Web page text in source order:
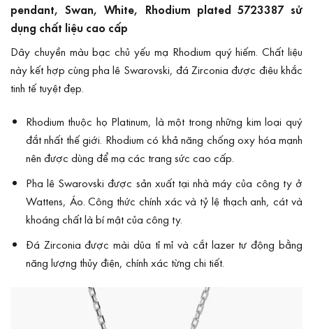
pendant, Swan, White, Rhodium plated 5723387 sử
dụng chất liệu cao cấp
Dây chuyền màu bạc chủ yếu mạ Rhodium quý hiếm. Chất liệu
này kết hợp cùng pha lê Swarovski, đá Zirconia được điêu khắc
tinh tế tuyệt đẹp.
Rhodium thuộc họ Platinum, là một trong những kim loại quý
đắt nhất thế giới. Rhodium có khả năng chống oxy hóa mạnh
nên được dùng để mạ các trang sức cao cấp.
Pha lê Swarovski được sản xuất tại nhà máy của công ty ở
Wattens, Áo. Công thức chính xác và tỷ lệ thạch anh, cát và
khoáng chất là bí mật của công ty.
Đá Zirconia được mài dũa tỉ mỉ và cắt lazer tư động bằng
năng lượng thủy điện, chính xác từng chi tiết.